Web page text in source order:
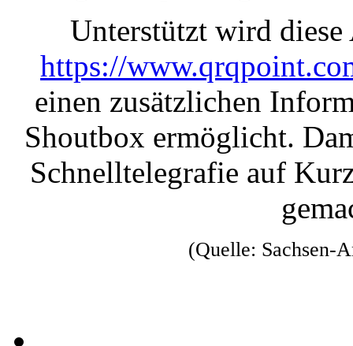
Unterstützt wird
https://
einen zusätzlichen
Shoutbox ermöglicht.
Schnelltelegrafie auf
(Quelle: Sachsen-